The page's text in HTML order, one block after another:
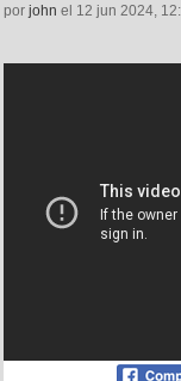
por john el 12 jun 2024,